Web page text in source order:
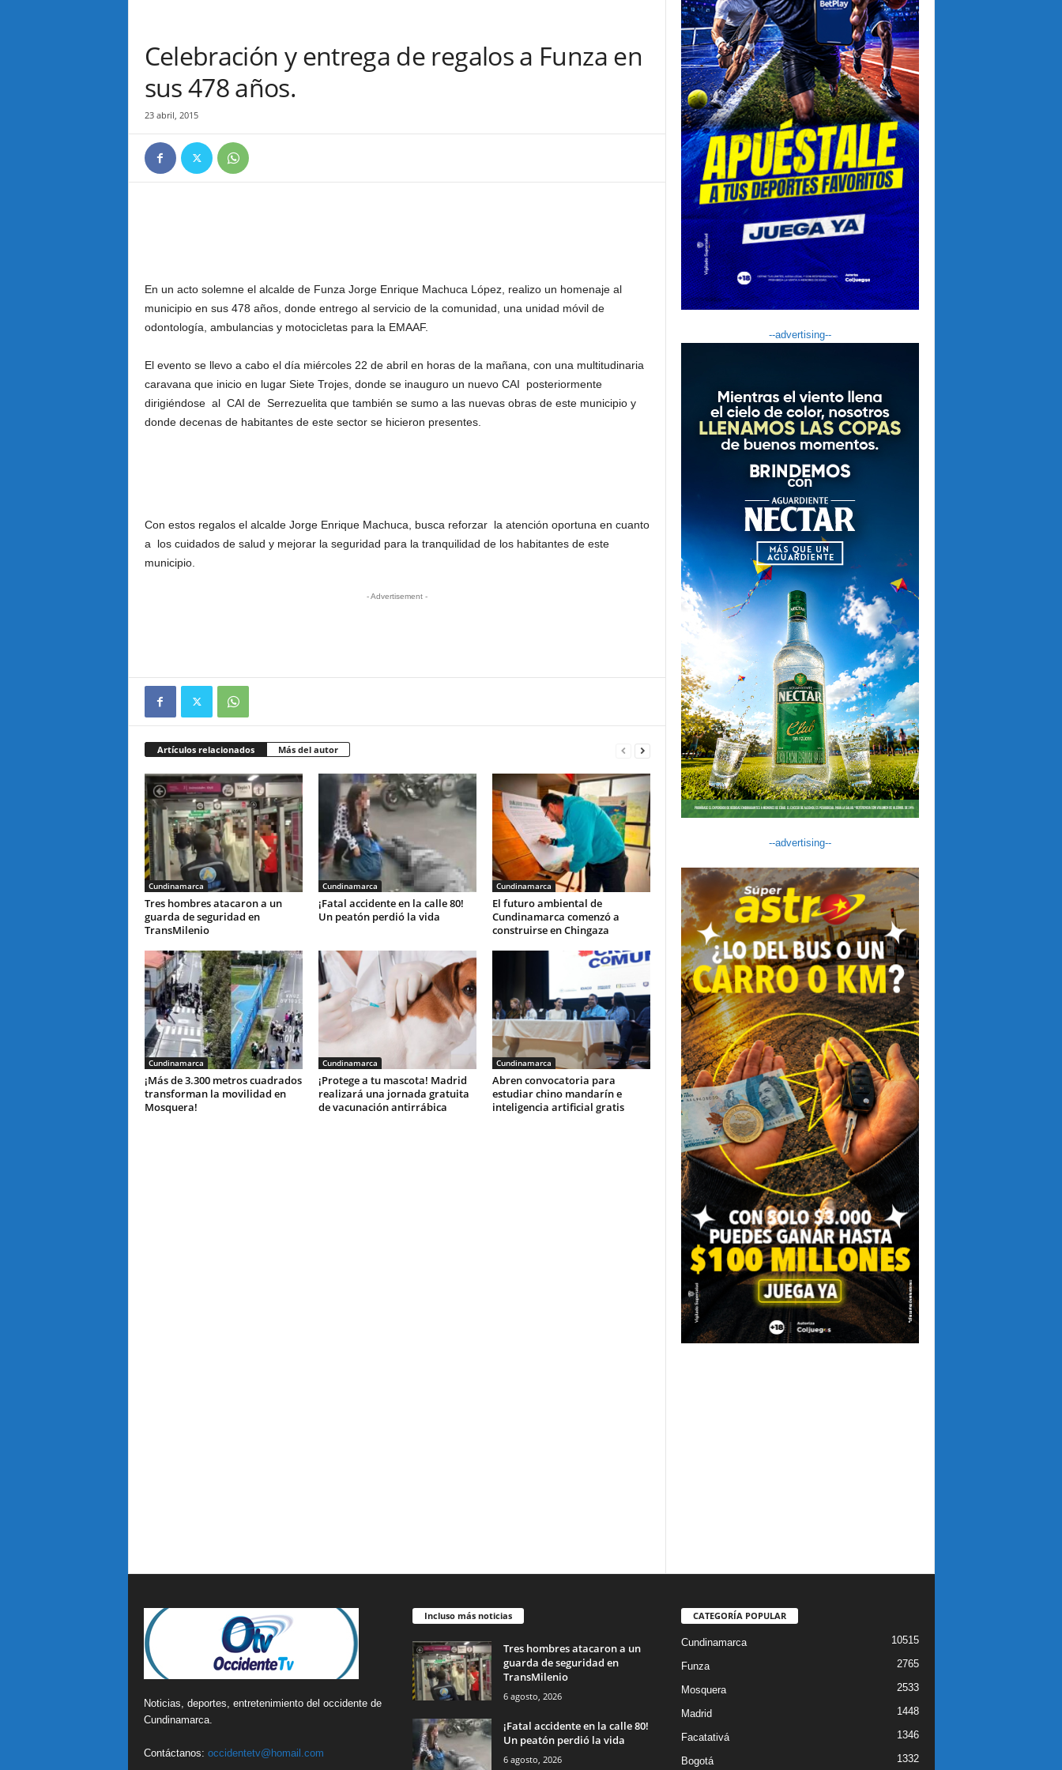
Celebración y entrega de regalos a Funza en
sus 478 años.
23 abril, 2015
En un acto solemne el alcalde de Funza Jorge Enrique Machuca López, realizo un homenaje al
municipio en sus 478 años, donde entrego al servicio de la comunidad, una unidad móvil de
odontología, ambulancias y motocicletas para la EMAAF.
El evento se llevo a cabo el día miércoles 22 de abril en horas de la mañana, con una multitudinaria
caravana que inicio en lugar Siete Trojes, donde se inauguro un nuevo CAI posteriormente
dirigiéndose al CAI de Serrezuelita que también se sumo a las nuevas obras de este municipio y
donde decenas de habitantes de este sector se hicieron presentes.
Con estos regalos el alcalde Jorge Enrique Machuca, busca reforzar la atención oportuna en cuanto
a los cuidados de salud y mejorar la seguridad para la tranquilidad de los habitantes de este
municipio.
- Advertisement -
Artículos relacionados Más del autor
Cundinamarca
Tres hombres atacaron a un
guarda de seguridad en
TransMilenio
Cundinamarca
¡Fatal accidente en la calle 80!
Un peatón perdió la vida
Cundinamarca
El futuro ambiental de
Cundinamarca comenzó a
construirse en Chingaza
Cundinamarca
¡Más de 3.300 metros cuadrados
transforman la movilidad en
Mosquera!
Cundinamarca
¡Protege a tu mascota! Madrid
realizará una jornada gratuita
de vacunación antirrábica
Cundinamarca
Abren convocatoria para
estudiar chino mandarín e
inteligencia artificial gratis
--advertising--
--advertising--
Noticias, deportes, entretenimiento del occidente de
Cundinamarca.
Contáctanos: occidentetv@homail.com
Incluso más noticias
Tres hombres atacaron a un
guarda de seguridad en
TransMilenio
6 agosto, 2026
¡Fatal accidente en la calle 80!
Un peatón perdió la vida
6 agosto, 2026
CATEGORÍA POPULAR
Cundinamarca 10515
Funza 2765
Mosquera 2533
Madrid 1448
Facatativá 1346
Bogotá 1332